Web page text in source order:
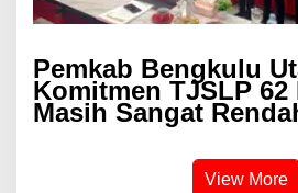
Pemkab Bengkulu
Komitmen TJSLP 62
Masih Sangat
View More